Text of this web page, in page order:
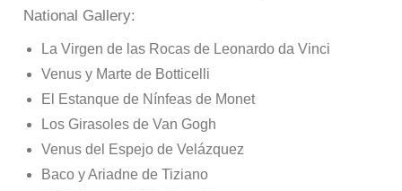
National Gallery:
La Virgen de las Rocas de Leonardo da Vinci
Venus y Marte de Botticelli
El Estanque de Nínfeas de Monet
Los Girasoles de Van Gogh
Venus del Espejo de Velázquez
Baco y Ariadne de Tiziano